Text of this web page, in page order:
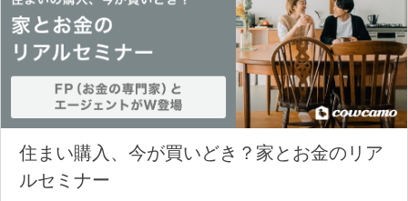
住まい購入、今が買いどき？家とお金のリア
ルセミナー